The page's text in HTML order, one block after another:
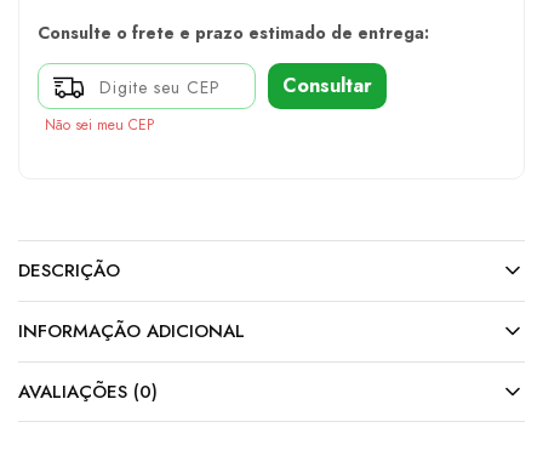
Consulte o frete e prazo estimado de entrega:
Consultar
Não sei meu CEP
DESCRIÇÃO
INFORMAÇÃO ADICIONAL
AVALIAÇÕES (0)